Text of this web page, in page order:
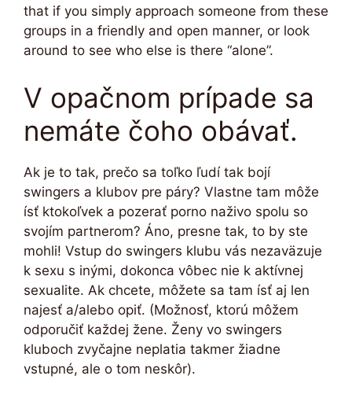
that if you simply approach someone from these
groups in a friendly and open manner, or look
around to see who else is there “alone”.
V opačnom prípade sa
nemáte čoho obávať.
Ak je to tak, prečo sa toľko ľudí tak bojí
swingers a klubov pre páry? Vlastne tam môže
ísť ktokoľvek a pozerať porno naživo spolu so
svojím partnerom? Áno, presne tak, to by ste
mohli! Vstup do swingers klubu vás nezaväzuje
k sexu s inými, dokonca vôbec nie k aktívnej
sexualite. Ak chcete, môžete sa tam ísť aj len
najesť a/alebo opiť. (Možnosť, ktorú môžem
odporučiť každej žene. Ženy vo swingers
kluboch zvyčajne neplatia takmer žiadne
vstupné, ale o tom neskôr).